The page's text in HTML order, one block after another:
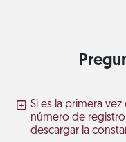
Si es la primera
número de registro
descargar la